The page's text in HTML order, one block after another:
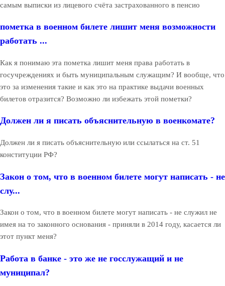
самым выписки из лицевого счёта застрахованного в пенсио
пометка в военном билете лишит меня возможности
работать ...
Как я понимаю эта пометка лишит меня права работать в
госучреждениях и быть муниципальным служащим? И вообще, что
это за изменения такие и как это на практике выдачи военных
билетов отразится? Возможно ли избежать этой пометки?
Должен ли я писать объяснительную в военкомате?
Должен ли я писать объяснительную или ссылаться на ст. 51
конституции РФ?
Закон о том, что в военном билете могут написать - не
слу...
Закон о том, что в военном билете могут написать - не служил не
имея на то законного основания - приняли в 2014 году, касается ли
этот пункт меня?
Работа в банке - это же не госслужащий и не
муниципал?